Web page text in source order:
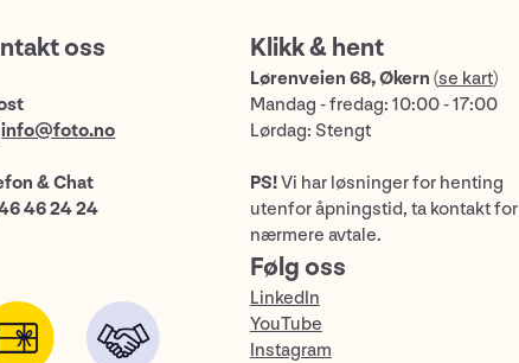
oss
info@foto.no
& Chat
46 24 24
Klikk & hent
Lørenveien 68, Økern (se kart)
Mandag - fredag: 10:00 - 17:00
Lørdag: Stengt
PS!Vi har løsninger for henting
utenfor åpningstid, ta kontakt for
nærmere avtale.
Følg oss
LinkedIn
YouTube
Instagram